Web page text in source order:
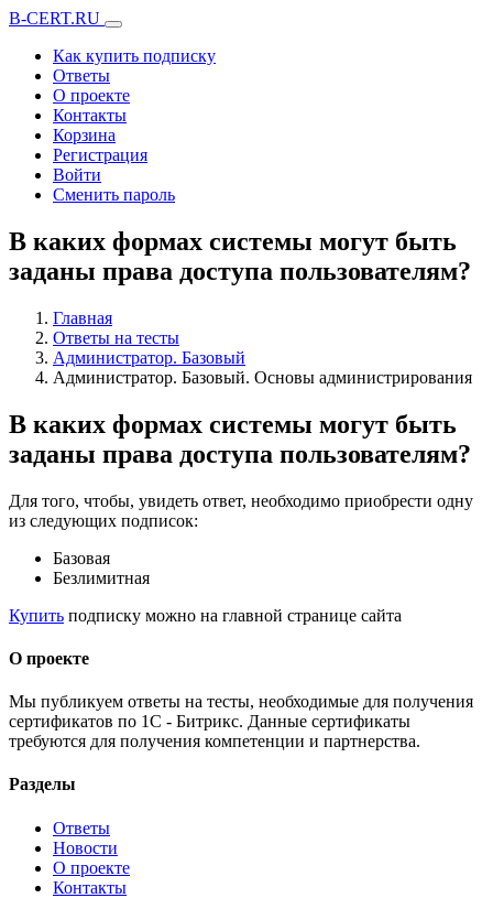
B-CERT.RU
Как купить подписку
Ответы
О проекте
Контакты
Корзина
Регистрация
Войти
Сменить пароль
В каких формах системы могут быть
заданы права доступа пользователям?
Главная
Ответы на тесты
Администратор. Базовый
Администратор. Базовый. Основы администрирования
В каких формах системы могут быть
заданы права доступа пользователям?
Для того, чтобы, увидеть ответ, необходимо приобрести одну
из следующих подписок:
Базовая
Безлимитная
Купить подписку можно на главной странице сайта
О проекте
Мы публикуем ответы на тесты, необходимые для получения
сертификатов по 1С - Битрикс. Данные сертификаты
требуются для получения компетенции и партнерства.
Разделы
Ответы
Новости
О проекте
Контакты